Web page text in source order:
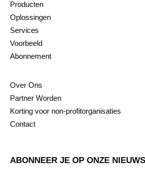
Producten
Oplossingen
Services
Voorbeeld
Abonnement
Over Ons
Partner Worden
Korting voor non-profitorganisaties
Contact
ABONNEER JE OP ONZE